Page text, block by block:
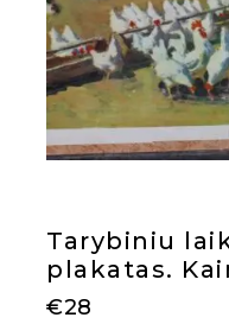
Tarybiniu
plakatas.
€28